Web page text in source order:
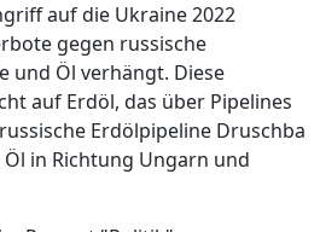
auf die Ukraine 2022
gegen russische
und Öl verhängt. Diese
auf Erdöl, das über Pipelines
Erdölpipeline Druschba
in Richtung Ungarn und